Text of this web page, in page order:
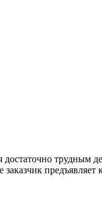
трудным
предъявляет